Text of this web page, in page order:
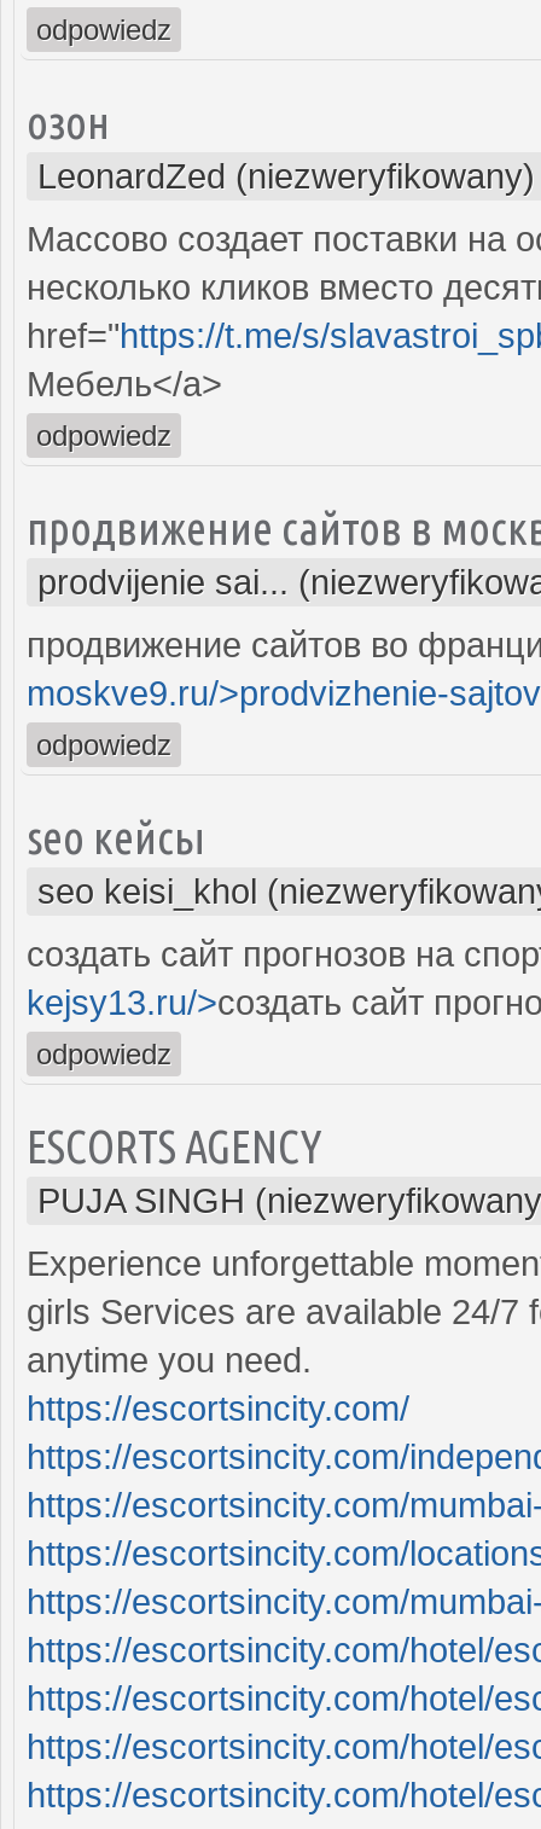
odpowiedz
озон
LeonardZed (niezweryfikowany)
Массово создает поставки на
несколько кликов вместо
href="https://t.me/s/
Мебель</a>
odpowiedz
продвижение сайтов в
prodvijenie sai...
продвижение сайтов во
moskve9.ru/>prodvizhenie-
odpowiedz
seo кейсы
seo keisi_khol
создать сайт прогнозов на
kejsy13.ru/>создать сайт
odpowiedz
ESCORTS AGENCY
PUJA SINGH
Experience unforgettable
girls Services are available 24/7
anytime you need.
https://escortsincity.com/
https://escortsincity.com/
https://escortsincity.com/
https://escortsincity.com/
https://escortsincity.com/
https://escortsincity.com/hotel/
https://escortsincity.com/hotel/
https://escortsincity.com/hotel/
https://escortsincity.com/hotel/